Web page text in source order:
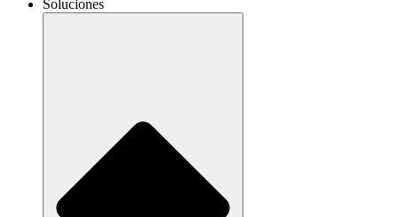
Soluciones